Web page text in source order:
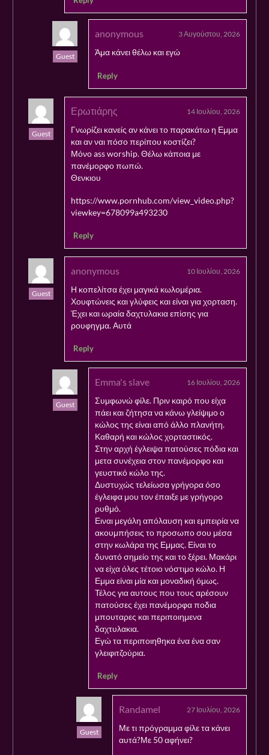
Guest
anonymous 3 Αυγούστου, 2026
Άμα κάνει θέλω και εγώ
Reply
Guest
Ερωτιάρης 14 Ιουλίου, 2026
Γνωρίζει κανείς αν κάνει το παρακάτω η Εμμα
και αν ναι πόσο περίπου κοστίζει?
Μόνο ass worship. Θέλω κάποια με
πανέμορφο πωπώ.
Θενκιου
https://www.pornhub.com/view_video.php?
viewkey=678099a493230
Reply
Guest
anonymous 10 Ιουλίου, 2026
Η κοπελίτσα έχει μαγικά κωλομέρια.
Χουφτώνεις και γλύφεις και είναι για χορταση.
Έχει και ωραία δαχτυλακια επίσης για
ρουφηγμα. Αυτά
Reply
Guest
Emma's slave 16 Ιουλίου, 2026
Συμφωνώ φίλε. Πριν καιρό που είχα
πάει και ζήτησα να κάνω γλείψιμο ο
κώλος της είναι από άλλο πλανήτη.
Καθαρή και κώλος χορταστικός.
Στην αρχή έγλειψα πατούσες πόδια και
μετα συνέχεια στον πανέμορφο και
γευστικό κώλο της.
Δυστυχώς τελείωσα γρήγορα όσο
έγλειφα μου τον έπαιξε με γρήγορο
ρυθμό.
Ειναι μεγάλη απόλαυση και εμπειρία να
ακουμπήσεις το προσωπο σου μέσα
στην κωλάρα της Εμμας. Είναι το
δυνατό σημείο της και το ξέρει. Μακάρι
να είχα όλες τέτοιο νόστιμο κώλο. Η
Εμμα είναι μία και μοναδική όμως.
Τέλος για αυτους που τους αρέσουν
πατούσες έχει πανέμορφα ποδια
μπουταρες και περιποιημενα
δαχτυλακια.
Εγώ τα περιποιηθηκα ένα ένα σαν
γλειφιτζούρια.
Reply
Guest
Randamel 27 Ιουλίου, 2026
Με τι πρόγραμμα φίλε τα κάνει
αυτά?Με 50 αφήνει?